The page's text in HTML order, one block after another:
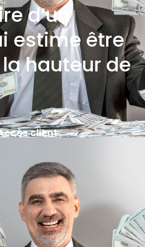
d’un
estime être
hauteur de
client